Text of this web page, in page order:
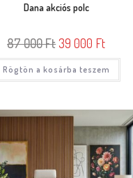
Dana akciós polc
87 000Ft 39 000 Ft
Rögtön a kosárba teszem